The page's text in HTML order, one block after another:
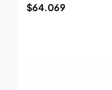
$64.069